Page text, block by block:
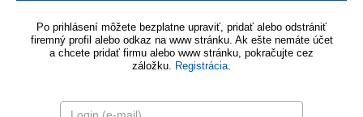
Po prihlásení môžete bezplatne upraviť, pridať alebo odstrániť
firemný profil alebo odkaz na www stránku. Ak ešte nemáte účet
a chcete pridať firmu alebo www stránku, pokračujte cez
záložku. Registrácia.